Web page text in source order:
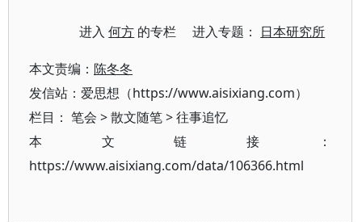
进入何方 的专栏 进入专题： 日本研究所
本文责编： 陈冬冬
发信站：爱思想（https://www.aisixiang.com）
栏目： 笔会 >散文随笔>往事追忆
本文链接：
https://www.aisixiang.com/data/106366.html